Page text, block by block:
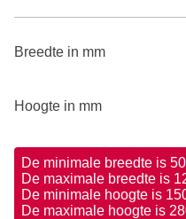
Breedte in mm
Hoogte in mm
De minimale breedte is
De maximale breedte is
De minimale hoogte is
De maximale hoogte is